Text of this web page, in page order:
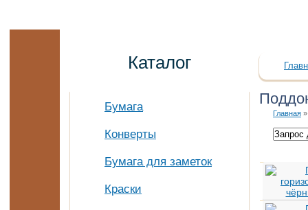
Каталог
Бумага
Конверты
Бумага для заметок
Краски
Главная